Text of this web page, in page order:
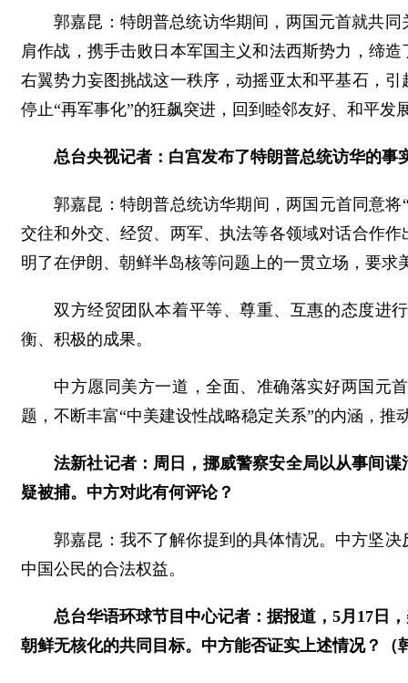
郭嘉昆：特朗普总统访华期间，两国元首就共
肩作战，携手击败日本军国主义和法西斯势力，缔
右翼势力妄图挑战这一秩序，动摇亚太和平基石，
停止“再军事化”的狂飙突进，回到睦邻友好、和平
总台央视记者：白宫发布了特朗普总统访华的
郭嘉昆：特朗普总统访华期间，两国元首同意
交往和外交、经贸、两军、执法等各领域对话合作
明了在伊朗、朝鲜半岛核等问题上的一贯立场，要
双方经贸团队本着平等、尊重、互惠的态度进
衡、积极的成果。
中方愿同美方一道，全面、准确落实好两国元
题，不断丰富“中美建设性战略稳定关系”的内涵，推
法新社记者：周日，挪威警察安全局以从事间
疑被捕。中方对此有何评论？
郭嘉昆：我不了解你提到的具体情况。中方坚
中国公民的合法权益。
总台华语环球节目中心记者：据报道，5月17日
朝鲜无核化的共同目标。中方能否证实上述情况？（